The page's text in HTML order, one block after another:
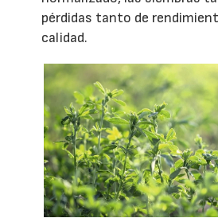
pérdidas tanto de
calidad.